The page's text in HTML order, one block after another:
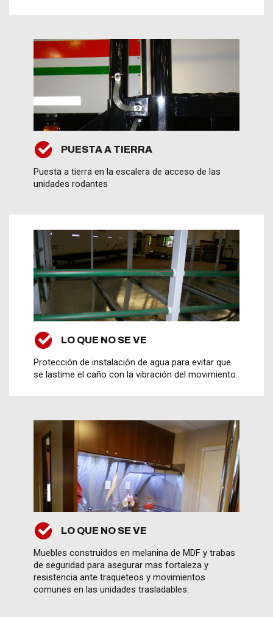
PUESTA A TIERRA
Puesta a tierra en la escalera de acceso de las
unidades rodantes
LO QUE NO SE VE
Protección de instalación de agua para evitar que
se lastime el caño con la vibración del movimiento.
LO QUE NO SE VE
Muebles construidos en melanina de MDF y trabas
de seguridad para asegurar mas fortaleza y
resistencia ante traqueteos y movimientos
comunes en las unidades trasladables.